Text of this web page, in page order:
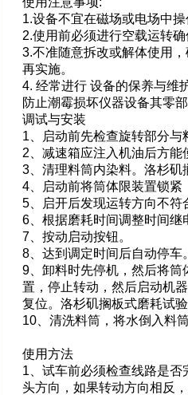
1.设备不宜在磁场或电场中
2.使用前必须进行空载运转
3.不准随意拆改或解体使用
再实施。
4. 经常进行 设备的保养与维
防止潮霉损坏仪器设备其零
调试与安装
1、启动前先检查旋转部分
2、减速箱应注入机油后方
3、清理料筒内染料。洛杉矶
4、启动前将筒体限装置锁紧
5、启开后发现运转方向不
6、根据磨耗时间调整时间
7、按动启动按钮。
8、达到调定时间后自动停车
9、卸料时先停机，然后将
置，停止转动，然后启动机
复位。洛杉矶搁板式磨耗试
10、清洗料筒，将水倒入料
使用方法
1、试车前必须检查线路是
头方向，如果转动方向相反